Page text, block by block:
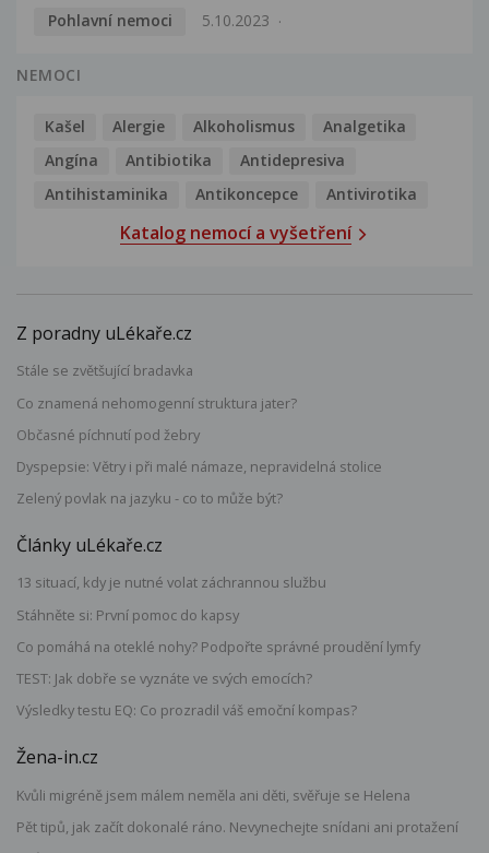
Pohlavní nemoci
5.10.2023
NEMOCI
Kašel Alergie Alkoholismus
Analgetika
Angína
Antibiotika
Antidepresiva
Antihistaminika
Antikoncepce Antivirotika
Katalog nemocí a vyšetření
Z poradny uLékaře.cz
Stále se zvětšující bradavka
Co znamená nehomogenní struktura jater?
Občasné píchnutí pod žebry
Dyspepsie: Větry i při malé námaze, nepravidelná stolice
Zelený povlak na jazyku - co to může být?
Články uLékaře.cz
13 situací, kdy je nutné volat záchrannou službu
Stáhněte si: První pomoc do kapsy
Co pomáhá na oteklé nohy? Podpořte správné proudění lymfy
TEST: Jak dobře se vyznáte ve svých emocích?
Výsledky testu EQ: Co prozradil váš emoční kompas?
Žena-in.cz
Kvůli migréně jsem málem neměla ani děti, svěřuje se Helena
Pět tipů, jak začít dokonalé ráno. Nevynechejte snídani ani protažení